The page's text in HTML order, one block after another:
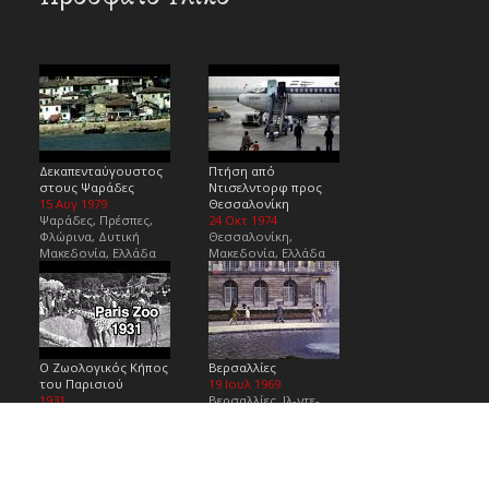
Δεκαπενταύγουστος
στους Ψαράδες
15 Αυγ 1979
Ψαράδες, Πρέσπες,
Φλώρινα, Δυτική
Μακεδονία, Ελλάδα
Πτήση από
Ντισελντορφ προς
Θεσσαλονίκη
24 Οκτ 1974
Θεσσαλονίκη,
Μακεδονία, Ελλάδα
Ο Ζωολογικός Κήπος
του Παρισιού
1931
Βερσαλλίες
19 Ιουλ 1969
Βερσαλλίες, Ιλ-ντε-